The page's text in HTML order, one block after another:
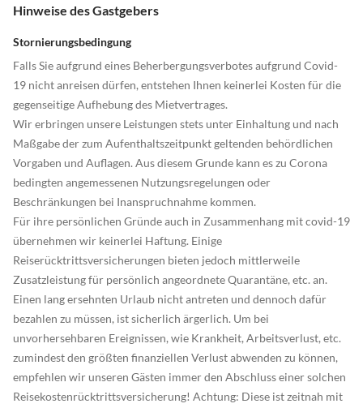
Hinweise des Gastgebers
Stornierungsbedingung
Falls Sie aufgrund eines Beherbergungsverbotes aufgrund Covid-
19 nicht anreisen dürfen, entstehen Ihnen keinerlei Kosten für die
gegenseitige Aufhebung des Mietvertrages.
Wir erbringen unsere Leistungen stets unter Einhaltung und nach
Maßgabe der zum Aufenthaltszeitpunkt geltenden behördlichen
Vorgaben und Auflagen. Aus diesem Grunde kann es zu Corona
bedingten angemessenen Nutzungsregelungen oder
Beschränkungen bei Inanspruchnahme kommen.
Für ihre persönlichen Gründe auch in Zusammenhang mit covid-19
übernehmen wir keinerlei Haftung. Einige
Reiserücktrittsversicherungen bieten jedoch mittlerweile
Zusatzleistung für persönlich angeordnete Quarantäne, etc. an.
Einen lang ersehnten Urlaub nicht antreten und dennoch dafür
bezahlen zu müssen, ist sicherlich ärgerlich. Um bei
unvorhersehbaren Ereignissen, wie Krankheit, Arbeitsverlust, etc.
zumindest den größten finanziellen Verlust abwenden zu können,
empfehlen wir unseren Gästen immer den Abschluss einer solchen
Reisekostenrücktrittsversicherung! Achtung: Diese ist zeitnah mit